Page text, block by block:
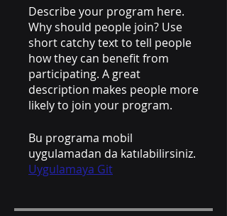
Describe your program here.
Why should people join? Use
short catchy text to tell people
how they can benefit from
participating. A great
description makes people more
likely to join your program.
Bu programa mobil
uygulamadan da katılabilirsiniz.
Uygulamaya Git